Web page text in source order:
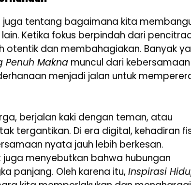
tentang bagaimana kita
Ketika fokus berpindah dari
otentik dan membahagiakan. Banyak
Penuh Makna muncul dari kebersamaan
menjadi jalan untuk
berjalan kaki dengan teman, atau
tergantikan. Di era digital, kehadiran
nyata jauh lebih berkesan.
menyebutkan bahwa hubungan
panjang. Oleh karena itu, Inspirasi